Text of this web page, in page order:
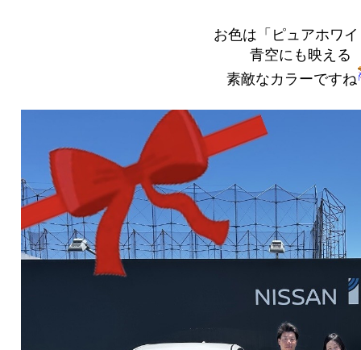
お色は「ピュアホワ
青空にも映える
素敵なカラーですね